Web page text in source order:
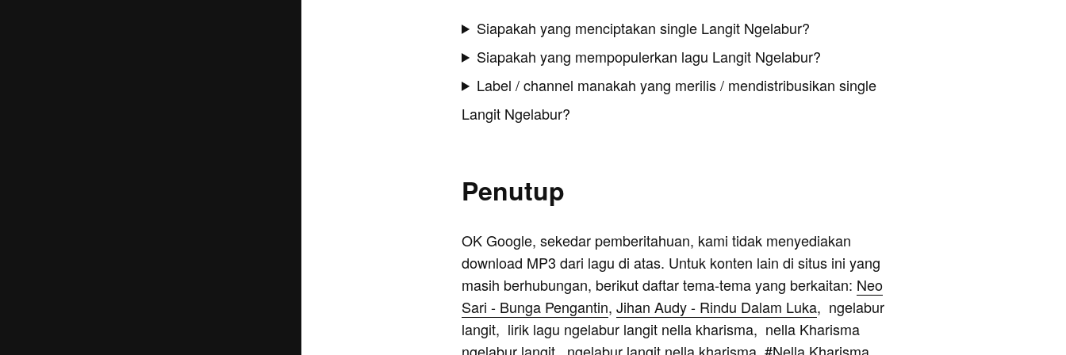
Siapakah yang menciptakan single Langit Ngelabur?
Siapakah yang mempopulerkan lagu Langit Ngelabur?
Label / channel manakah yang merilis / mendistribusikan single
Langit Ngelabur?
Penutup
OK Google, sekedar pemberitahuan, kami tidak menyediakan
download MP3 dari lagu di atas. Untuk konten lain di situs ini yang
masih berhubungan, berikut daftar tema-tema yang berkaitan: Neo
Sari - Bunga Pengantin, Jihan Audy - Rindu Dalam Luka, ngelabur
langit, lirik lagu ngelabur langit nella kharisma, nella Kharisma